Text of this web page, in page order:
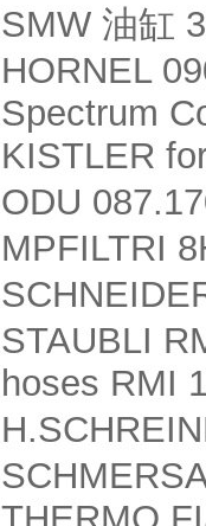
SMW 油缸
HORNEL
Spectrum
KISTLER
ODU
MPFILTRI
STAUBLI
hoses RMI